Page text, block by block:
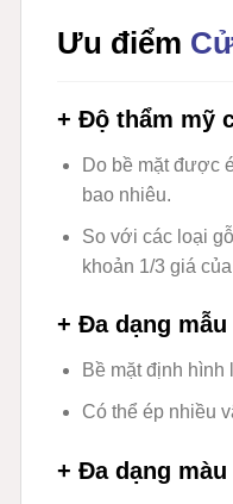
Ưu điểm
+ Độ thẩm mỹ
Do bề mặt được
bao nhiêu.
So với các loại
khoản 1/3 giá
+ Đa dạng
Bề mặt định hình
Có thể ép nhiều
+ Đa dạng